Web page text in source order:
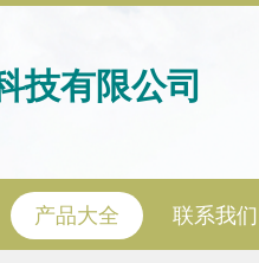
技有限公司
产品大全 联系我们